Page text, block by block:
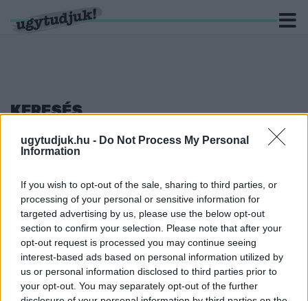
ugytudjuk.hu - Do Not Process My Personal
Information
If you wish to opt-out of the sale, sharing to third parties, or
processing of your personal or sensitive information for
targeted advertising by us, please use the below opt-out
section to confirm your selection. Please note that after your
opt-out request is processed you may continue seeing
interest-based ads based on personal information utilized by
us or personal information disclosed to third parties prior to
your opt-out. You may separately opt-out of the further
KERESÉS
5 hír találató a(z) "Vas Megyei Turizmus Szövetség"
cimkével ellátva.
BEVETT GYAKORLAT VOLT A VAS MEGYEI
ÖNKORMÁNYZATNÁL, HOGY EU-S
PÁLYÁZATOKNÁL FIDESZES MEGYEI
KÉPVISELŐKHÖZ KÖTHETŐ CIVIL
SZERVEZETEKET VONTAK BE KONZORCIUMI
PARTNERKÉNT
2026. július. 15. 18:46
A megyei jegyző által elnökölt egyesület is feltűnik.